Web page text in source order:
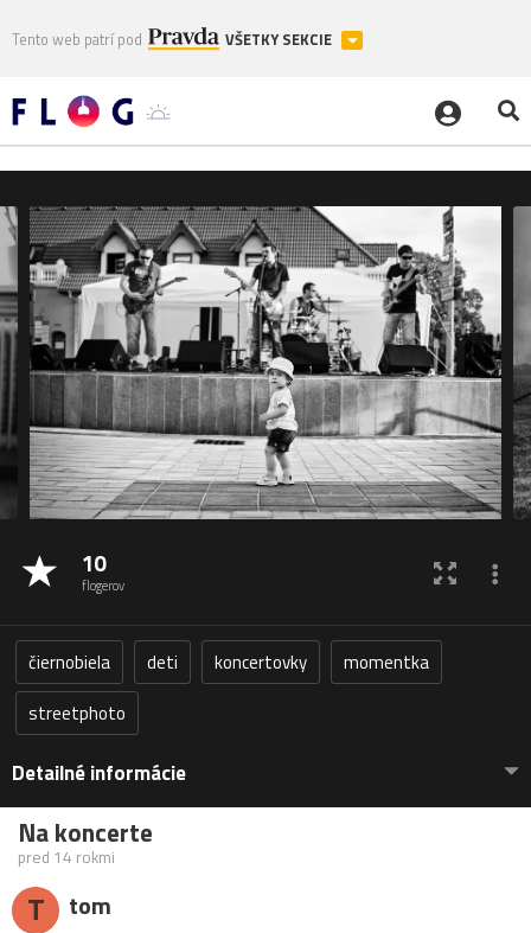
Tento web patrí pod VŠETKY SEKCIE
10
flogerov
čiernobiela deti koncertovky
momentka
streetphoto
Detailné informácie
Na koncerte
pred 14 rokmi
T tom